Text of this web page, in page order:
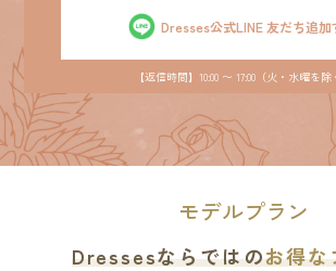
Dresses公式LINE 友だち追加
【返信時間】10:00 〜 17:00（火・水曜を除
モデルプラン
Dressesならではのお得な